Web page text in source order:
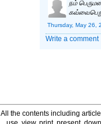
நம்
Thursday, May 26,
Write a comment
All the contents including